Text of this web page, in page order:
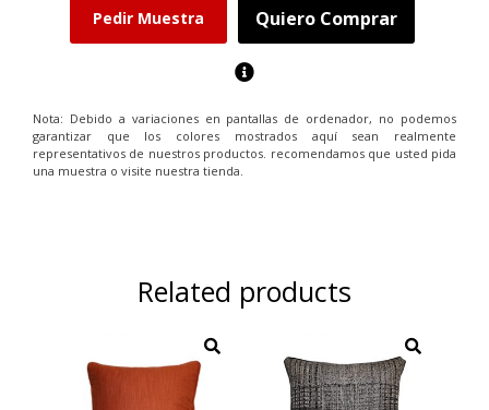
Pedir Muestra Quiero Comprar
Nota: Debido a variaciones en pantallas de ordenador, no podemos
garantizar que los colores mostrados aquí sean realmente
representativos de nuestros productos. recomendamos que usted pida
una muestra o visite nuestra tienda.
Related products